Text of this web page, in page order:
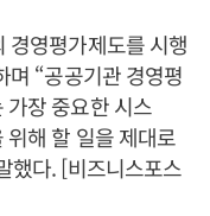
경영평가제도를 시행
며 “공공기관 경영평
가장 중요한 시스
위해 할 일을 제대로
했다. [비즈니스포스